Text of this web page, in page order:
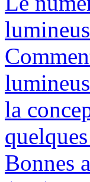
la
Bonnes